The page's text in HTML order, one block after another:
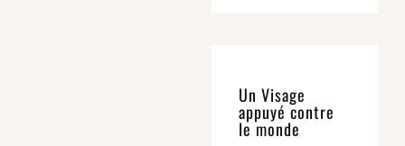
Un Visage
appuyé contre
le monde